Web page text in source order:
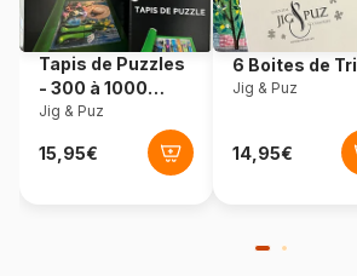
Tapis de Puzzles
- 300 à 1000
pièces
Jig & Puz
6 Boites de Tri
Jig & Puz